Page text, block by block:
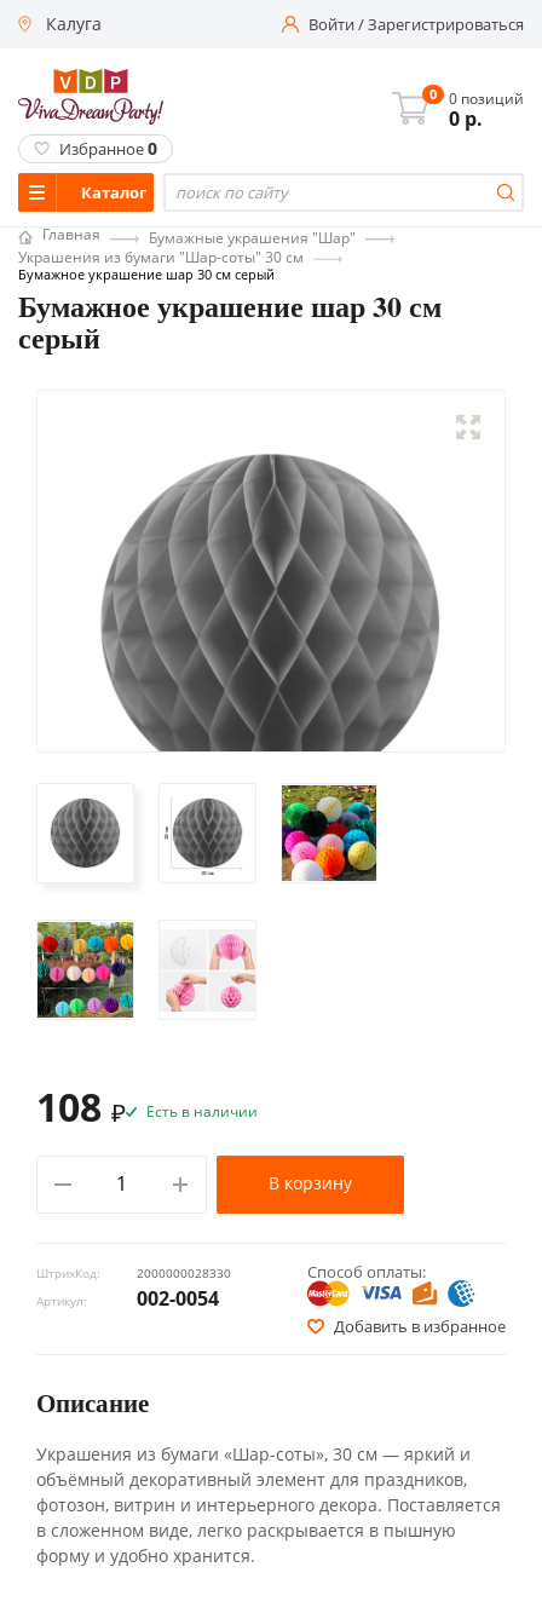
Калуга Войти/Зарегистрироваться
Каталог
0 0 позиций
0 р.
Избранное0
Главная
Бумажные украшения "Шар"
Украшения из бумаги "Шар-соты" 30 см
Бумажное украшение шар 30 см серый
Бумажное украшение шар 30 см
серый
ШтрихКод:
2000000028330
Артикул:
002-0054
Способ оплаты:
Добавить в избранное
108 ₽ Есть в наличии
В корзину
Описание
Украшения из бумаги «Шар-соты», 30 см — яркий и
объёмный декоративный элемент для праздников,
фотозон, витрин и интерьерного декора. Поставляется
в сложенном виде, легко раскрывается в пышную
форму и удобно хранится.